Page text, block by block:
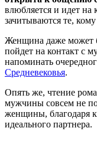
влюбляется и идет на
зачитываются те,
Женщина даже может
пойдет на контакт с
напоминать
Средневековья.
Опять же, чтение
мужчины совсем не
женщины, благодаря
идеального партнера.